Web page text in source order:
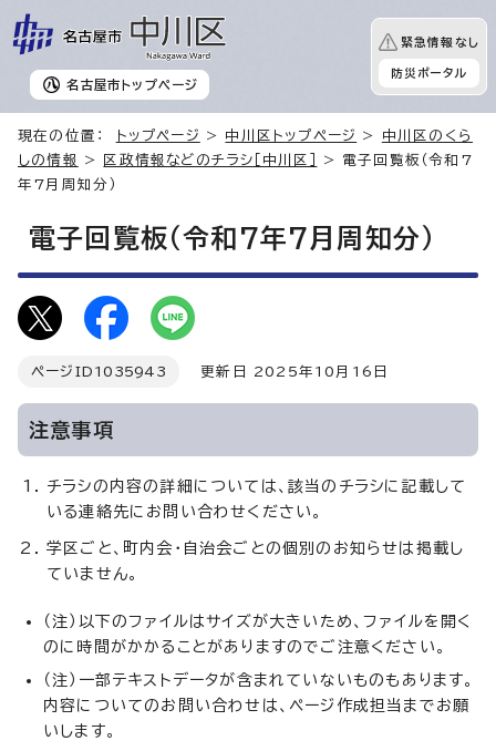
名古屋市 トップページ
緊急情報なし
防災ポータル
現在の位置： トップページ > 中川区トップページ > 中川区のくら
しの情報
> 区政情報などのチラシ［中川区］
> 電子回覧板（令和7
年7月周知分）
電子回覧板（令和7年7月周知分）
ページID 1035943 更新日 2025年10月16日
注意事項
チラシの内容の詳細については、該当のチラシに記載して
いる連絡先にお問い合わせください。
学区ごと、町内会・自治会ごとの個別のお知らせは掲載し
ていません。
（注）以下のファイルはサイズが大きいため、ファイルを開く
のに時間がかかることがありますのでご注意ください。
（注）一部テキストデータが含まれていないものもあります。
内容についてのお問い合わせは、ページ作成担当までお願
いします。